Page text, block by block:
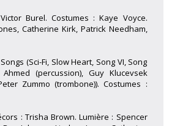
Burel. Costumes : Kaye Voyce.
Catherine Kirk, Patrick Needham,
(Sci-Fi, Slow Heart, Song VI, Song
(percussion), Guy Klucevsek
Zummo (trombone)). Costumes :
: Trisha Brown. Lumière : Spencer